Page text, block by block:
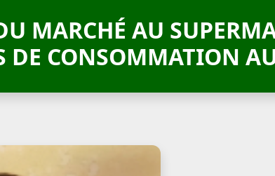
MARCHÉ AU
CONSOMMATION